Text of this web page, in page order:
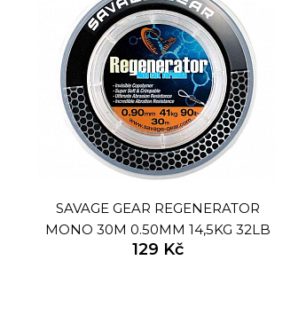
SAVAGE GEAR REGENERATOR
MONO 30M 0.50MM 14,5KG 32LB
129 Kč